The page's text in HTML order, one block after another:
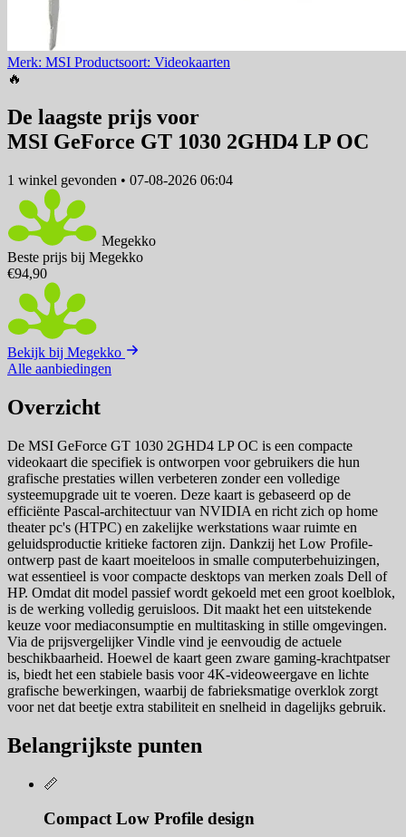
Merk: MSI Productsoort: Videokaarten
🔥
De laagste prijs voor
MSI GeForce GT 1030 2GHD4 LP OC
1 winkel gevonden • 07-08-2026 06:04
Megekko
Beste prijs bij Megekko
€94,90
Bekijk bij Megekko
Alle aanbiedingen
Overzicht
De MSI GeForce GT 1030 2GHD4 LP OC is een compacte
videokaart die specifiek is ontworpen voor gebruikers die hun
grafische prestaties willen verbeteren zonder een volledige
systeemupgrade uit te voeren. Deze kaart is gebaseerd op de
efficiënte Pascal-architectuur van NVIDIA en richt zich op home
theater pc's (HTPC) en zakelijke werkstations waar ruimte en
geluidsproductie kritieke factoren zijn. Dankzij het Low Profile-
ontwerp past de kaart moeiteloos in smalle computerbehuizingen,
wat essentieel is voor compacte desktops van merken zoals Dell of
HP. Omdat dit model passief wordt gekoeld met een groot koelblok,
is de werking volledig geruisloos. Dit maakt het een uitstekende
keuze voor mediaconsumptie en multitasking in stille omgevingen.
Via de prijsvergelijker Vindle vind je eenvoudig de actuele
beschikbaarheid. Hoewel de kaart geen zware gaming-krachtpatser
is, biedt het een stabiele basis voor 4K-videoweergave en lichte
grafische bewerkingen, waarbij de fabrieksmatige overklok zorgt
voor net dat beetje extra stabiliteit en snelheid in dagelijks gebruik.
Belangrijkste punten
📏
Compact Low Profile design